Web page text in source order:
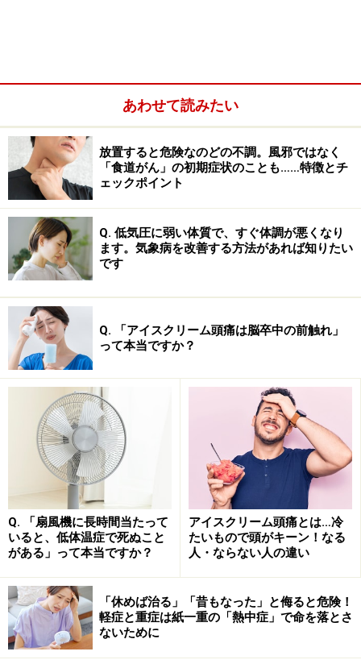
「風邪なら病院に行く必要もない。2～3日しっかり寝れ
ば治るだろう」と自己判断したものの、想像以上に症状
が長引き、不安になっている人もいるでしょう。風邪の
ような症状が2～3週間、長い場合は1～2カ月近くも続く
のが、「謎の風邪」の最大の特徴です。
福岡だけで流行？ 「謎の風邪＝新たな感染
症」の可能性はあるのか
定点報告によると、2026年5月現在、感染症法上の5類感
染症に位置付けられた 急性呼吸器感染症（Acute
Respiratory Infection：ARI）が多数報告されています。
急性呼吸器感染症というのは、鼻炎、副鼻腔炎、咽頭
炎、喉頭炎などの「急性上気道炎」や、気管支炎、細気
管支炎、肺炎などの「急性下気道炎」を指します。
急性呼吸器感染症の原因はさまざまです。よく知られて
いるものとしては、インフルエンザウイルス、新型コロ
ナウイルス、RSウイルス、咽頭結膜熱、A群溶血性レン
サ球菌咽頭炎、ヘルパンギーナなどが含まれます。
あわせて読みたい
放置すると危険なのどの不調。風邪ではなく
「食道がん」の初期症状のことも……特徴とチ
ェックポイント
Q. 低気圧に弱い体質で、すぐ体調が悪くなり
ます。気象病を改善する方法があれば知りたい
です
Q. 「アイスクリーム頭痛は脳卒中の前触れ」
って本当ですか？
Q. 「扇風機に長時間当たって
いると、低体温症で死ぬこと
がある」って本当ですか？
アイスクリーム頭痛とは…冷
たいもので頭がキーン！なる
人・ならない人の違い
「休めば治る」「昔もなった」と侮ると危険！
軽症と重症は紙一重の「熱中症」で命を落とさ
ないために